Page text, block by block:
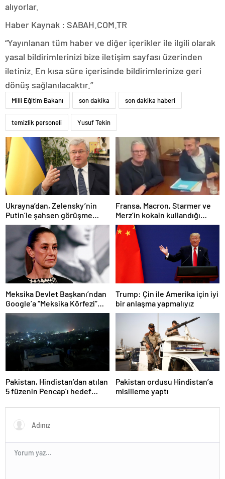
alıyorlar.
Haber Kaynak : SABAH.COM.TR
“Yayınlanan tüm haber ve diğer içerikler ile ilgili olarak
yasal bildirimlerinizi bize iletişim sayfası üzerinden
iletiniz. En kısa süre içerisinde bildirimlerinize geri
dönüş sağlanılacaktır.”
Milli Eğitim Bakanı son dakika son dakika haberi
temizlik personeli Yusuf Tekin
Ukrayna’dan, Zelensky’nin
Putin’le şahsen görüşme
talebine ilişkin açıklama
Fransa, Macron, Starmer ve
Merz’in kokain kullandığı
iddiasını yalanladı
Meksika Devlet Başkanı’ndan
Google’a “Meksika Körfezi”
davası
Trump: Çin ile Amerika için iyi
bir anlaşma yapmalıyız
Pakistan, Hindistan’dan atılan
5 füzenin Pencap’ı hedef
Pakistan ordusu Hindistan’a
misilleme yaptı